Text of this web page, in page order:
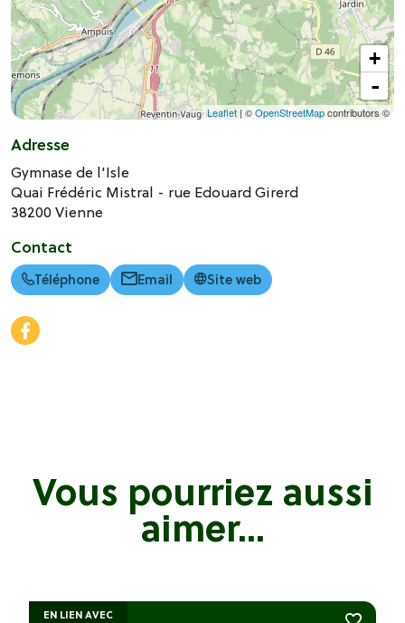
+
-
Leaflet | ©OpenStreetMapcontributors ©
Adresse
Gymnase de l'Isle
Quai Frédéric Mistral - rue Edouard Girerd
38200Vienne
Contact
Téléphone Email Site web
Vous pourriez aussi
aimer...
EN LIEN AVEC